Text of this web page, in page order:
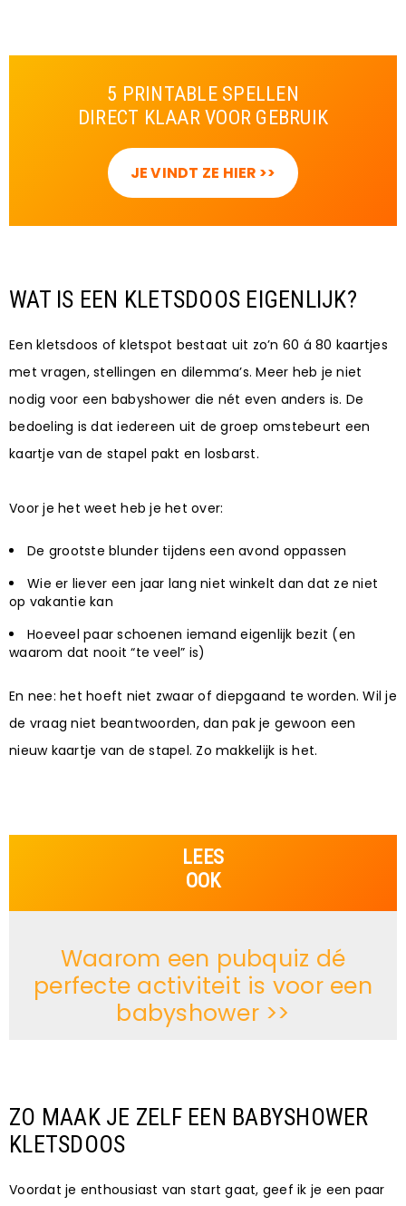
5 PRINTABLE SPELLEN
DIRECT KLAAR VOOR GEBRUIK
JE VINDT ZE HIER >>
WAT IS EEN KLETSDOOS EIGENLIJK?
Een kletsdoos of kletspot bestaat uit zo’n 60 á 80 kaartjes
met vragen, stellingen en dilemma’s. Meer heb je niet
nodig voor een babyshower die nét even anders is. De
bedoeling is dat iedereen uit de groep omstebeurt een
kaartje van de stapel pakt en losbarst.
Voor je het weet heb je het over:
De grootste blunder tijdens een avond oppassen
Wie er liever een jaar lang niet winkelt dan dat ze niet
op vakantie kan
Hoeveel paar schoenen iemand eigenlijk bezit (en
waarom dat nooit “te veel” is)
En nee: het hoeft niet zwaar of diepgaand te worden. Wil je
de vraag niet beantwoorden, dan pak je gewoon een
nieuw kaartje van de stapel. Zo makkelijk is het.
LEES
OOK
Waarom een pubquiz dé
perfecte activiteit is voor een
babyshower >>
ZO MAAK JE ZELF EEN BABYSHOWER
KLETSDOOS
Voordat je enthousiast van start gaat, geef ik je een paar